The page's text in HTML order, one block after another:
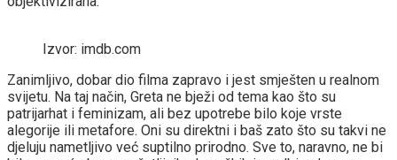
Izvor: imdb.com
Zanimljivo, dobar dio filma zapravo i jest smješten u realnom
svijetu. Na taj način, Greta ne bježi od tema kao što su
patrijarhat i feminizam, ali bez upotrebe bilo koje vrste
alegorije ili metafore. Oni su direktni i baš zato što su takvi ne
djeluju nametljivo već suptilno prirodno. Sve to, naravno, ne bi